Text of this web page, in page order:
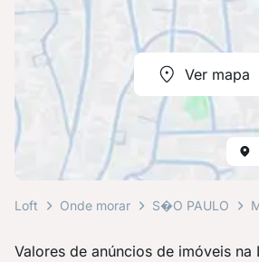
Ver mapa
Loft Onde morar S�O PAULO
Valores de anúncios de imóveis na